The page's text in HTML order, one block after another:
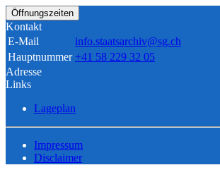
Öffnungszeiten
Kontakt
E-Mail
info.staatsarchiv@sg.ch
Hauptnummer +41 58 229 32 05
Adresse
Links
Lageplan
Impressum
Disclaimer